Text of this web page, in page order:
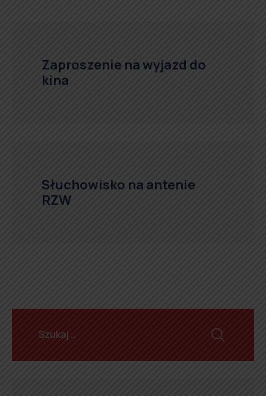
Zaproszenie na wyjazd do
kina
Słuchowisko na antenie
RZW